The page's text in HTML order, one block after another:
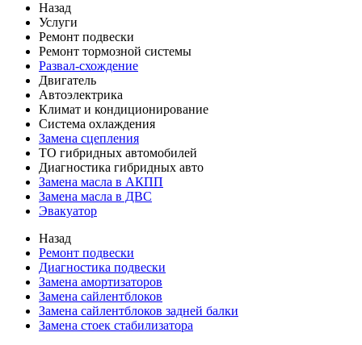
Назад
Услуги
Ремонт подвески
Ремонт тормозной системы
Развал-схождение
Двигатель
Автоэлектрика
Климат и кондиционирование
Система охлаждения
Замена сцепления
ТО гибридных автомобилей
Диагностика гибридных авто
Замена масла в АКПП
Замена масла в ДВС
Эвакуатор
Назад
Ремонт подвески
Диагностика подвески
Замена амортизаторов
Замена сайлентблоков
Замена сайлентблоков задней балки
Замена стоек стабилизатора